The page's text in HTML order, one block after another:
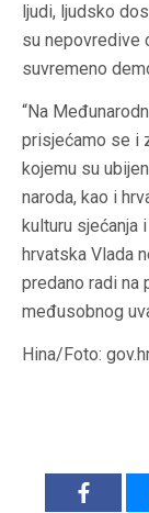
ljudi, ljudsko
su nepovredive
suvremeno
“Na
prisjećamo se i
kojemu su
naroda, kao i
kulturu sjećanja
hrvatska Vlada
predano radi na
međusobnog
Hina/Foto: